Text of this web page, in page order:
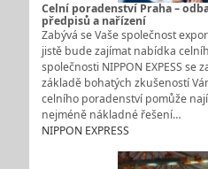
Celní poradenství Praha –
předpisů a nařízení
Zabývá se Vaše společnost
jistě bude zajímat nabídka
společnosti NIPPON EXPESS se
základě bohatých zkušeností
celního poradenství pomůže
nejméně nákladné řešení…
NIPPON EXPRESS